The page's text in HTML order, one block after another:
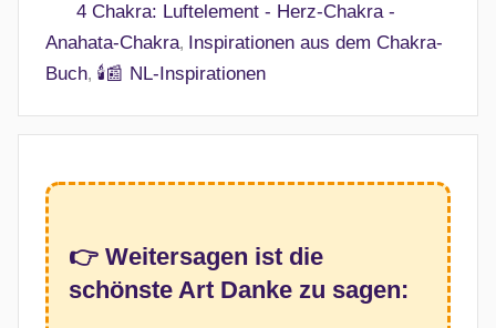
4 Chakra: Luftelement - Herz-Chakra -
Anahata-Chakra,
Inspirationen aus dem Chakra-
Buch, 🕯️📰 NL-Inspirationen
👉 Weitersagen ist die
schönste Art Danke zu sagen: